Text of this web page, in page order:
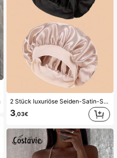
2 Stück luxuriöse Seiden-Satin-Schlafmützen, einfarbig, elastische Haarschutzmützen, leicht und bequem für die ganze Nacht, Haarpflege, Dusche, sanfter Sitz auf der Kopfhaut, für sie
3 ,03€